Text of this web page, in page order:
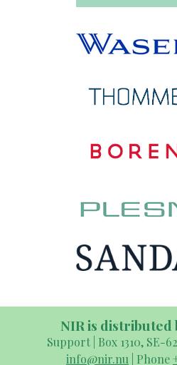
NIR is distributed
Support | Box 1310, SE-
info@nir.nu | Phone